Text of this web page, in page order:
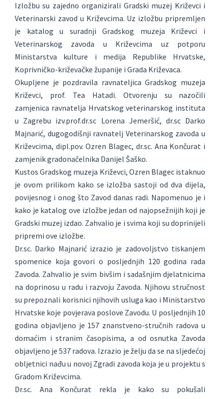
Izložbu su zajedno organizirali Gradski muzej Križevci i
Veterinarski zavod u Križevcima. Uz izložbu pripremljen
je katalog u suradnji Gradskog muzeja Križevci i
Veterinarskog zavoda u Križevcima uz potporu
Ministarstva kulture i medija Republike Hrvatske,
Koprivničko-križevačke županije i Grada Križevaca.
Okupljene je pozdravila ravnateljica Gradskog muzeja
Križevci, prof. Tea Hatadi. Otvorenju su nazočili
zamjenica ravnatelja Hrvatskog veterinarskog instituta
u Zagrebu izv.prof.dr.sc Lorena Jemeršić, dr.sc Darko
Majnarić, dugogodišnji ravnatelj Veterinarskog zavoda u
Križevcima, dipl.pov. Ozren Blagec, dr.sc. Ana Končurat i
zamjenik gradonačelnika Danijel Šaško.
Kustos Gradskog muzeja Križevci, Ozren Blagec istaknuo
je ovom prilikom kako se izložba sastoji od dva dijela,
povijesnog i onog što Zavod danas radi. Napomenuo je i
kako je katalog ove izložbe jedan od najopsežnijih koji je
Gradski muzej izdao. Zahvalio je i svima koji su doprinijeli
pripremi ove izložbe.
Dr.sc. Darko Majnarić izrazio je zadovoljstvo tiskanjem
spomenice koja govori o posljednjih 120 godina rada
Zavoda. Zahvalio je svim bivšim i sadašnjim djelatnicima
na doprinosu u radu i razvoju Zavoda. Njihovu stručnost
su prepoznali korisnici njihovih usluga kao i Ministarstvo
Hrvatske koje povjerava poslove Zavodu. U posljednjih 10
godina objavljeno je 157 znanstveno-stručnih radova u
domaćim i stranim časopisima, a od osnutka Zavoda
objavljeno je 537 radova. Izrazio je želju da se na sljedećoj
obljetnici nađu u novoj Zgradi zavoda koja je u projektu s
Gradom Križevcima.
Dr.sc. Ana Končurat rekla je kako su pokušali